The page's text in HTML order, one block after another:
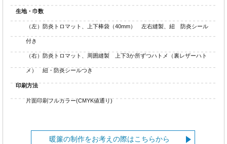
生地・巾数
（左）防炎トロマット、上下棒袋（40mm） 左右縫製、紐 防炎シール
付き
（右）防炎トロマット、周囲縫製 上下3か所ずつハトメ（裏レザーハト
メ） 紐・防炎シールつき
印刷方法
片面印刷フルカラー(CMYK値通り)
暖簾の制作をお考えの際はこちらから